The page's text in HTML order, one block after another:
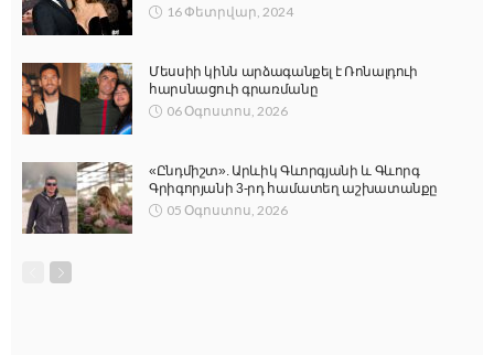
16 Փետրվար, 2024
Մեսսիի կինն արձագանքել է Ռոնալդուի
հարսնացուի գրառմանը
06 Օգոստոս, 2026
«Ընդմիշտ». Արևիկ Գևորգյանի և Գևորգ
Գրիգորյանի 3-րդ համատեղ աշխատանքը
05 Օգոստոս, 2026